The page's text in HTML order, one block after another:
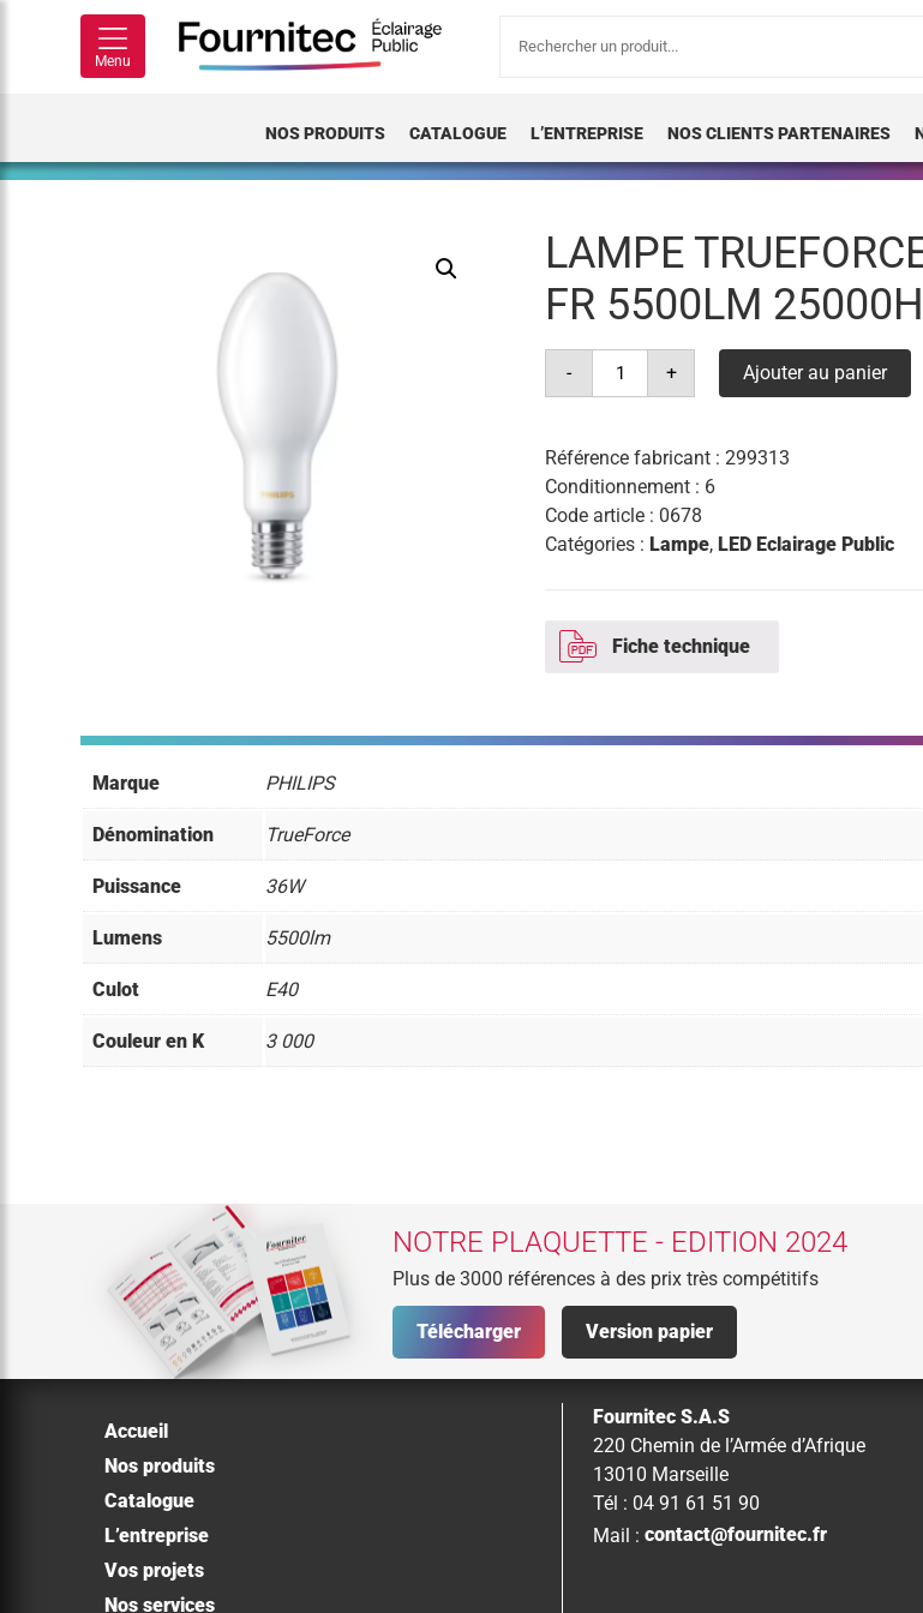
Menu
pour :
NOS PRODUITS CATALOGUE L’ENTREPRISE NOS CLIENTS PARTENAIRES
LAMPE
FR 5500LM 25000H
-
quantité
lampe
led
hpl
36w/830
e40
fr
5500lm
+ Ajouter au panier
Référence fabricant :299313
Conditionnement : 6
Code article : 0678
Catégories :Lampe,LED Eclairage Public
Fiche technique
Marque PHILIPS
Dénomination TrueForce
Puissance 36W
Lumens 5500lm
Culot E40
Couleur en K 3 000
NOTRE PLAQUETTE - EDITION 2024
Plus de 3000 références à des prix très compétitifs
Télécharger Version papier
Accueil
Nos produits
Catalogue
L’entreprise
Vos projets
Nos services
Fournitec S.A.S
220 Chemin de l’Armée d’Afrique
13010 Marseille
Tél : 04 91 61 51 90
Mail : contact@fournitec.fr